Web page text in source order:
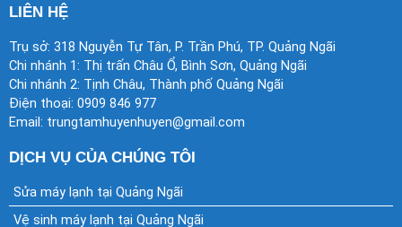
e
o
o
k
t
e
r
b
e
LIÊN HỆ
Trụ sở: 318 Nguyễn Tự Tân, P. Trần Phú, TP. Quảng Ngãi
Chi nhánh 1: Thị trấn Châu Ổ, Bình Sơn, Quảng Ngãi
Chi nhánh 2: Tịnh Châu, Thành phố Quảng Ngãi
Điện thoại: 0909 846 977
Email: trungtamhuyenhuyen@gmail.com
DỊCH VỤ CỦA CHÚNG TÔI
Sửa máy lạnh tại Quảng Ngãi
Vệ sinh máy lạnh tại Quảng Ngãi